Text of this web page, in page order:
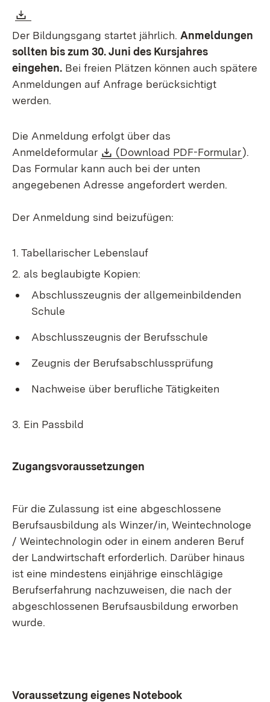
Der Bildungsgang startet jährlich. Anmeldungen
sollten bis zum 30. Juni des Kursjahres
eingehen. Bei freien Plätzen können auch spätere
Anmeldungen auf Anfrage berücksichtigt
werden.
Die Anmeldung erfolgt über das
Anmeldeformular
Download:
(Download PDF-Formular).
Das Formular kann auch bei der unten
angegebenen Adresse angefordert werden.
Der Anmeldung sind beizufügen:
1. Tabellarischer Lebenslauf
2. als beglaubigte Kopien:
Abschlusszeugnis der allgemeinbildenden
Schule
Abschlusszeugnis der Berufsschule
Zeugnis der Berufsabschlussprüfung
Nachweise über berufliche Tätigkeiten
3. Ein Passbild
Zugangsvoraussetzungen
Für die Zulassung ist eine abgeschlossene
Berufsausbildung als Winzer/in, Weintechnologe
/ Weintechnologin oder in einem anderen Beruf
der Landwirtschaft erforderlich. Darüber hinaus
ist eine mindestens einjährige einschlägige
Berufserfahrung nachzuweisen, die nach der
abgeschlossenen Berufsausbildung erworben
wurde.
Voraussetzung eigenes Notebook